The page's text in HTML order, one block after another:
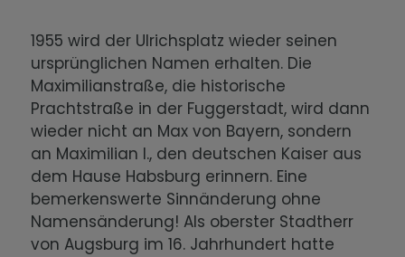
1955 wird der Ulrichsplatz wieder seinen
ursprünglichen Namen erhalten. Die
Maximilianstraße, die historische
Prachtstraße in der Fuggerstadt, wird dann
wieder nicht an Max von Bayern, sondern
an Maximilian I., den deutschen Kaiser aus
dem Hause Habsburg erinnern. Eine
bemerkenswerte Sinnänderung ohne
Namensänderung! Als oberster Stadtherr
von Augsburg im 16. Jahrhundert hatte